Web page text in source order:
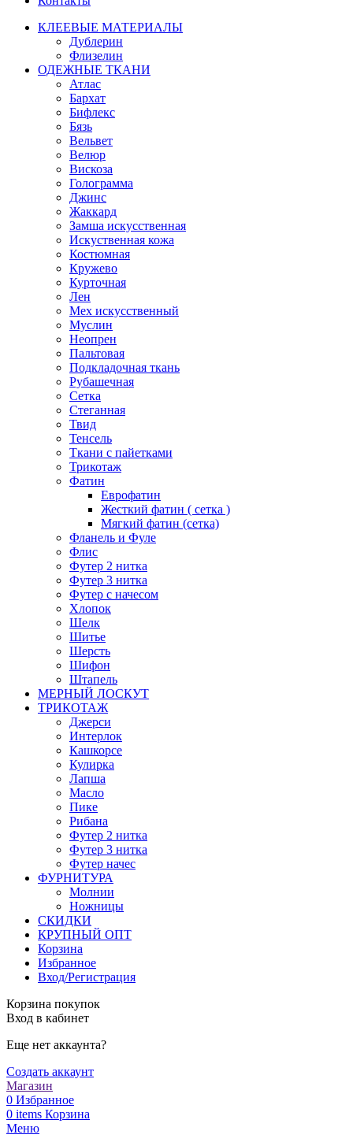
КЛЕЕВЫЕ МАТЕРИАЛЫ
Дублерин
Флизелин
ОДЕЖНЫЕ ТКАНИ
Атлас
Бархат
Бифлекс
Бязь
Вельвет
Велюр
Вискоза
Голограмма
Джинс
Жаккард
Замша искусственная
Искуственная кожа
Костюмная
Кружево
Курточная
Лен
Мех искусственный
Муслин
Неопрен
Пальтовая
Подкладочная ткань
Рубашечная
Сетка
Стеганная
Твид
Тенсель
Ткани с пайетками
Трикотаж
Фатин
Еврофатин
Жесткий фатин ( сетка )
Мягкий фатин (сетка)
Фланель и Фуле
Флис
Футер 2 нитка
Футер 3 нитка
Футер с начесом
Хлопок
Шелк
Шитье
Шерсть
Шифон
Штапель
МЕРНЫЙ ЛОСКУТ
ТРИКОТАЖ
Джерси
Интерлок
Кашкорсе
Кулирка
Лапша
Масло
Пике
Рибана
Футер 2 нитка
Футер 3 нитка
Футер начес
ФУРНИТУРА
Молнии
Ножницы
СКИДКИ
КРУПНЫЙ ОПТ
Корзина
Избранное
Вход/Регистрация
Корзина покупок
Вход в кабинет
Еще нет аккаунта?
Создать аккаунт
Магазин
0 Избранное
0 items Корзина
Меню